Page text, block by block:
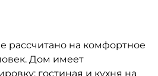
рассчитано на комфортное
Дом имеет
гостиная и кухня на